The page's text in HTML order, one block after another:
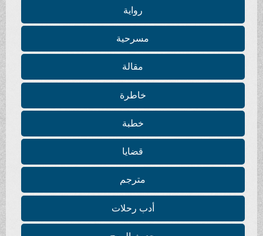
رواية
مسرحية
مقالة
خاطرة
خطبة
قضايا
مترجم
أدب رحلات